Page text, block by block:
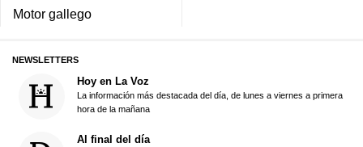
Motor gallego
NEWSLETTERS
Hoy en La Voz
La información más destacada del día, de lunes a viernes a primera
hora de la mañana
Al final del día